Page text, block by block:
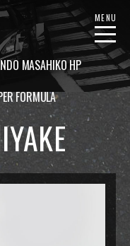
MASAHIKO HP
MENU
FORMULA